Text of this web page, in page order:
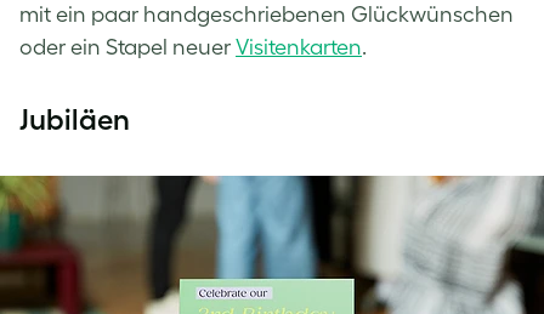
mit ein paar handgeschriebenen Glückwünschen
oder ein Stapel neuer Visitenkarten.
Jubiläen